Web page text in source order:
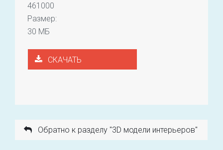
461000
Размер:
30 МБ
СКАЧАТЬ
Обратно к разделу "3D модели интерьеров"